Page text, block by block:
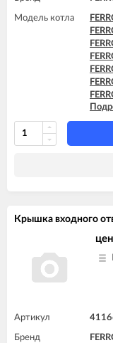
Модель котла
Крышка входного
Артикул
Бренд